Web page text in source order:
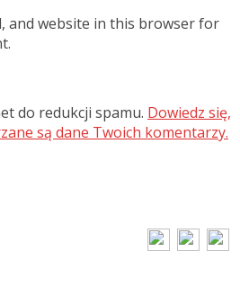
and website in this browser for
do redukcji spamu. Dowiedz się,
są dane Twoich komentarzy.